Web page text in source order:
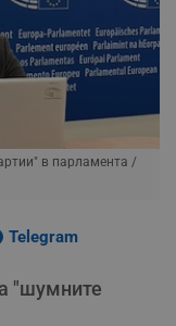
в парламента /
Telegram
"шумните